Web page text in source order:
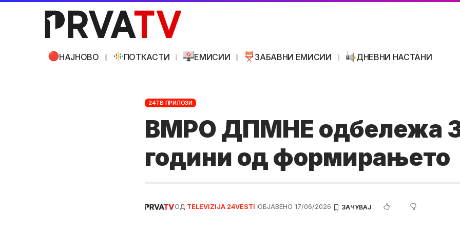
НАЈНОВО ПОТКАСТИ ЕМИСИИ ЗАБАВНИ ЕМИСИИ ДНЕВНИ НАСТАНИ
24ТВ ПРИЛОЗИ
ВМРО ДПМНЕ одбележа
години од формирањето
ОД:TELEVIZIJA 24VESTI ОБЈАВЕНО 17/06/2026